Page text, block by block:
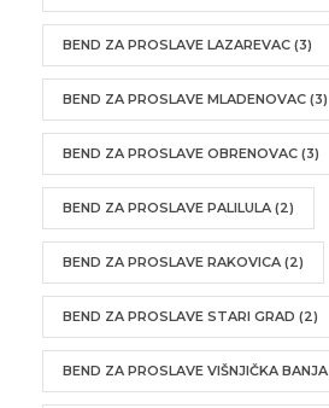
BEND ZA PROSLAVE LAZAREVAC (3)
BEND ZA PROSLAVE MLADENOVAC (3)
BEND ZA PROSLAVE OBRENOVAC (3)
BEND ZA PROSLAVE PALILULA (2)
BEND ZA PROSLAVE RAKOVICA (2)
BEND ZA PROSLAVE STARI GRAD (2)
BEND ZA PROSLAVE VIŠNJIČKA BANJA